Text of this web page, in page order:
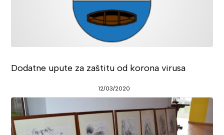
Dodatne upute za zaštitu od korona virusa
12/03/2020